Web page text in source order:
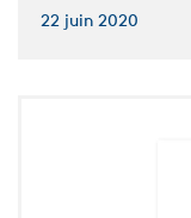
22 juin 2020